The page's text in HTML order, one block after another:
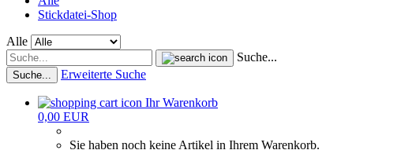
Stickdatei-Shop
Alle
Suche...
Suche... Erweiterte Suche
Ihr Warenkorb
0,00 EUR
Sie haben noch keine Artikel in Ihrem Warenkorb.